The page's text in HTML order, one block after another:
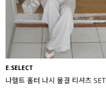
E.SELECT
나헬트 홀터 나시 물결 티셔츠 SET